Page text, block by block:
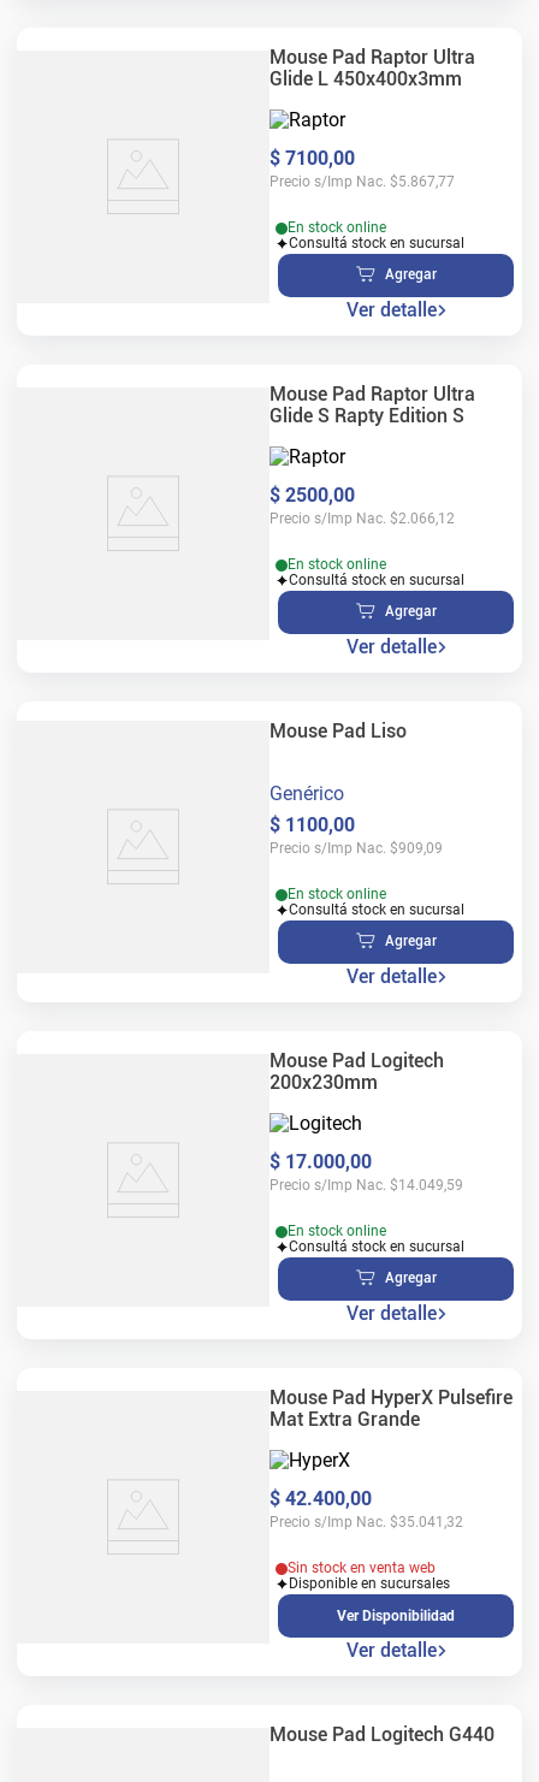
Mouse Pad Raptor Ultra
Glide L 450x400x3mm
$ 7100,00
Precio s/Imp Nac. $5.867,77
En stock online
Consultá stock en sucursal
Agregar
Ver detalle
Mouse Pad Raptor Ultra
Glide S Rapty Edition S
$ 2500,00
Precio s/Imp Nac. $2.066,12
En stock online
Consultá stock en sucursal
Agregar
Ver detalle
Mouse Pad Liso
Genérico
$ 1100,00
Precio s/Imp Nac. $909,09
En stock online
Consultá stock en sucursal
Agregar
Ver detalle
Mouse Pad Logitech
200x230mm
$ 17.000,00
Precio s/Imp Nac. $14.049,59
En stock online
Consultá stock en sucursal
Agregar
Ver detalle
Mouse Pad HyperX Pulsefire
Mat Extra Grande
$ 42.400,00
Precio s/Imp Nac. $35.041,32
Sin stock en venta web
Disponible en sucursales
Ver Disponibilidad
Ver detalle
Mouse Pad Logitech G440